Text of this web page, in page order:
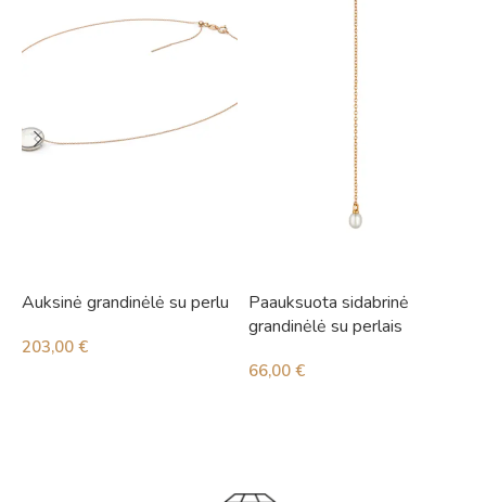
Auksinė grandinėlė su perlu
203,00 €
Paauksuota sidabrinė
grandinėlė su perlais
66,00 €